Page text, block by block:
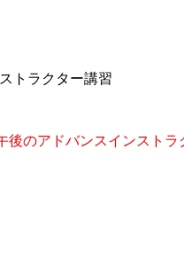
トラクター講習
のアドバンスインストラ